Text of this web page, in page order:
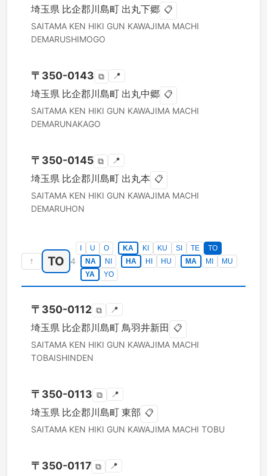
埼玉県 比企郡川島町 出丸下郷 📋
SAITAMA KEN HIKI GUN KAWAJIMA MACHI
DEMARUSHIMOGO
〒 350-0143 ⧉ 📍
埼玉県 比企郡川島町 出丸中郷 📋
SAITAMA KEN HIKI GUN KAWAJIMA MACHI
DEMARUNAKAGO
〒 350-0145 ⧉ 📍
埼玉県 比企郡川島町 出丸本 📋
SAITAMA KEN HIKI GUN KAWAJIMA MACHI
DEMARUHON
↑ TO 4
U O KA KI KU SI TE
TO
NA
NI HA HI HU MA MI
MU
YA
YO
〒 350-0112 ⧉ 📍
埼玉県 比企郡川島町 鳥羽井新田 📋
SAITAMA KEN HIKI GUN KAWAJIMA MACHI
TOBAISHINDEN
〒 350-0113 ⧉ 📍
埼玉県 比企郡川島町 東部 📋
SAITAMA KEN HIKI GUN KAWAJIMA MACHI TOBU
〒 350-0117 ⧉ 📍